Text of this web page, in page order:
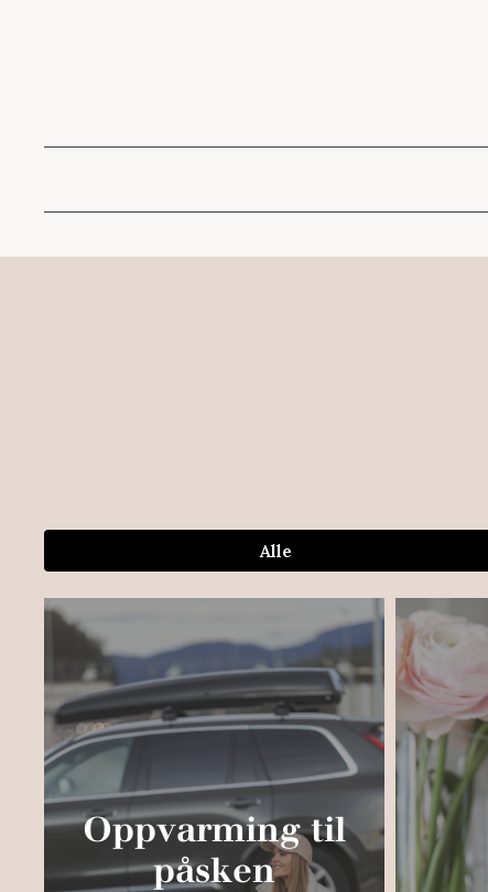
Alle
Oppvarming til
påsken